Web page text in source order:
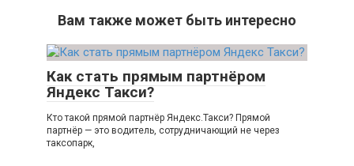
Вам также может быть интересно
Как стать прямым партнёром
Яндекс Такси?
Кто такой прямой партнёр Яндекс.Такси? Прямой
партнёр — это водитель, сотрудничающий не через
таксопарк,